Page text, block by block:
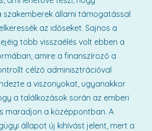
állami támogatással
az időseket. Sajnos a
több visszaélés volt ebben a
amire a finanszírozó a
célzó adminisztrációval
a viszonyokat, ugyanakkor
a találkozások során az emberi
maradjon a középpontban. A
állapot új kihívást jelent, mert a